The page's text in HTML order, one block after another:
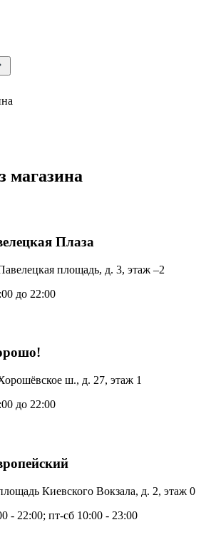
магазина
Плаза
площадь, д. 3, этаж –2
до 22:00
ш., д. 27, этаж 1
до 22:00
Киевского Вокзала, д. 2, этаж 0
- 22:00; пт-сб 10:00 - 23:00